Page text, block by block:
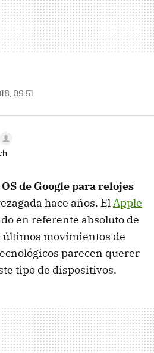
09:51
de Google para relojes
hace años. ElApple
en referente absoluto de
últimos movimientos de
parecen querer
tipo de dispositivos.